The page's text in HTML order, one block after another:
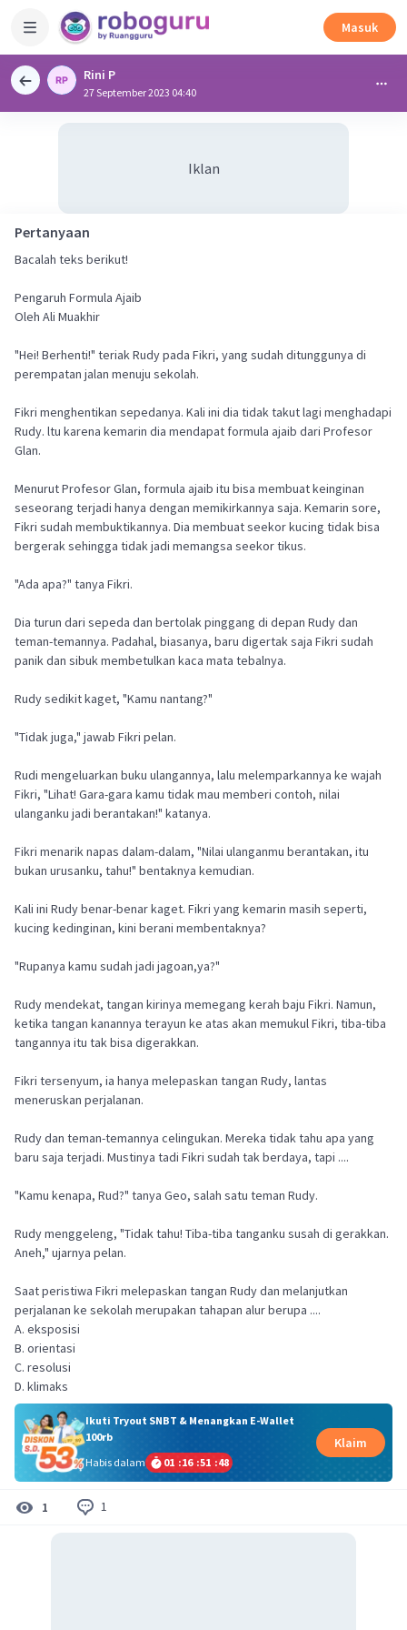
Masuk
Rini P
27 September 2023 04:40
Iklan
Pertanyaan
Bacalah teks berikut!
Pengaruh Formula Ajaib
Oleh Ali Muakhir
"Hei! Berhenti!" teriak Rudy pada Fikri, yang sudah ditunggunya di
perempatan jalan menuju sekolah.
Fikri menghentikan sepedanya. Kali ini dia tidak takut lagi menghadapi
Rudy. ltu karena kemarin dia mendapat formula ajaib dari Profesor
Glan.
Menurut Profesor Glan, formula ajaib itu bisa membuat keinginan
seseorang terjadi hanya dengan memikirkannya saja. Kemarin sore,
Fikri sudah membuktikannya. Dia membuat seekor kucing tidak bisa
bergerak sehingga tidak jadi memangsa seekor tikus.
"Ada apa?" tanya Fikri.
Dia turun dari sepeda dan bertolak pinggang di depan Rudy dan
teman-temannya. Padahal, biasanya, baru digertak saja Fikri sudah
panik dan sibuk membetulkan kaca mata tebalnya.
Rudy sedikit kaget, "Kamu nantang?"
"Tidak juga," jawab Fikri pelan.
Rudi mengeluarkan buku ulangannya, lalu melemparkannya ke wajah
Fikri, "Lihat! Gara-gara kamu tidak mau memberi contoh, nilai
ulanganku jadi berantakan!" katanya.
Fikri menarik napas dalam-dalam, "Nilai ulanganmu berantakan, itu
bukan urusanku, tahu!" bentaknya kemudian.
Kali ini Rudy benar-benar kaget. Fikri yang kemarin masih seperti,
kucing kedinginan, kini berani membentaknya?
"Rupanya kamu sudah jadi jagoan,ya?"
Rudy mendekat, tangan kirinya memegang kerah baju Fikri. Namun,
ketika tangan kanannya terayun ke atas akan memukul Fikri, tiba-tiba
tangannya itu tak bisa digerakkan.
Fikri tersenyum, ia hanya melepaskan tangan Rudy, lantas
meneruskan perjalanan.
Rudy dan teman-temannya celingukan. Mereka tidak tahu apa yang
baru saja terjadi. Mustinya tadi Fikri sudah tak berdaya, tapi ....
"Kamu kenapa, Rud?" tanya Geo, salah satu teman Rudy.
Rudy menggeleng, "Tidak tahu! Tiba-tiba tanganku susah di gerakkan.
Aneh," ujarnya pelan.
Saat peristiwa Fikri melepaskan tangan Rudy dan melanjutkan
perjalanan ke sekolah merupakan tahapan alur berupa ....
A. eksposisi
B. orientasi
C. resolusi
D. klimaks
Ikuti Tryout SNBT & Menangkan E-Wallet
100rb
Habis dalam
01 :16 :51 :48
Klaim
1 1